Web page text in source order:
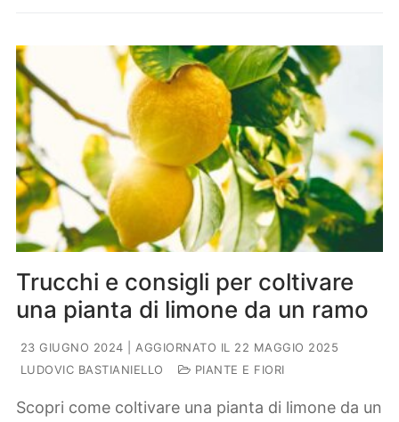
Trucchi e consigli per coltivare
una pianta di limone da un ramo
23 GIUGNO 2024 | AGGIORNATO IL 22 MAGGIO 2025
LUDOVIC BASTIANIELLO
PIANTE E FIORI
Scopri come coltivare una pianta di limone da un